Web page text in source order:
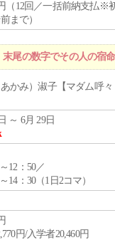
（12回／一括前納支払※
まで）
尾の数字でその人の宿
かみ）淑子【マダム呼々
～ 6月 29日
12：50／
14：30（1日2コマ）
円/入学者20,460円